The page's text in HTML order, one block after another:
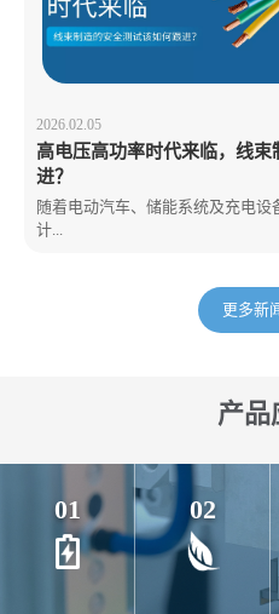
2026.02.05
高电压高功率时代来临，线
进？
随着电动汽车、储能系统及充电
计...
更多新
产品
01 02